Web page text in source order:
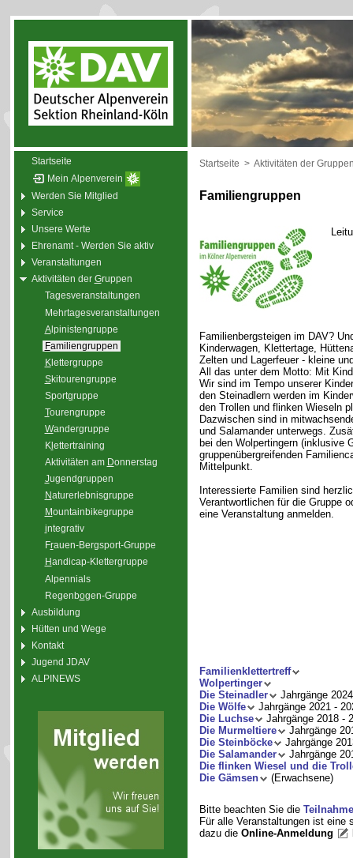
Startseite
Mein Alpenverein
Werden Sie Mitglied
Service
Unsere Werte
Ehrenamt - Werden Sie aktiv
Veranstaltungen
Aktivitäten der Gruppen
Tagesveranstaltungen
Mehrtagesveranstaltungen
Alpinistengruppe
Familiengruppen
Klettergruppe
Skitourengruppe
Sportgruppe
Tourengruppe
Wandergruppe
Kl ettertraining
Aktivitäten am Donnerstag
Jugendgruppen
Naturerlebnisgruppe
Mountainbikegruppe
integrativ
Frauen-Bergsport-Gruppe
Handicap-Klettergruppe
Alpennials
Regenbogen-Gruppe
Ausbildung
Hütten und Wege
Kontakt
Jugend JDAV
ALPINEWS
Startseite > Aktivitäten der
Familiengruppen
Familienbergsteigen im DAV?
Kinderwagen, Klettertage,
Zelten und Lagerfeuer - kleine
All das unter dem Motto: Mit
Wir sind im Tempo unserer
den Steinadlern werden im
den Trollen und flinken Wieseln
Dazwischen sind in
und Salamander unterwegs.
bei den Wolpertingern (inklusive
gruppenübergreifenden
Mittelpunkt.
Interessierte Familien sind
Verantwortlichen für die Gruppe
eine Veranstaltung anmelden.
Familienklettertreff
Wolpertinger
Die Steinadler
Jahrgänge
Die Wölfe
Jahrgänge 2021 -
Die Luchse
Jahrgänge 2018 -
Die Murmeltiere
Jahrgänge
Die Steinböcke
Jahrgänge
Die Salamander
Jahrgänge
Die flinken Wiesel und die
Die Gämsen
(Erwachsene)
Bitte beachten Sie die
Für alle Veranstaltungen ist
dazu die Online-Anmeldung